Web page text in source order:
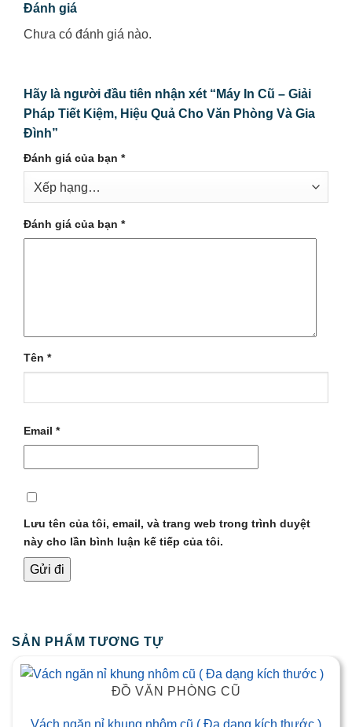
Đánh giá
Chưa có đánh giá nào.
Hãy là người đầu tiên nhận xét “Máy In Cũ – Giải
Pháp Tiết Kiệm, Hiệu Quả Cho Văn Phòng Và Gia
Đình”
Đánh giá của bạn *
Đánh giá của bạn *
Tên *
Email *
Lưu tên của tôi, email, và trang web trong trình duyệt
này cho lần bình luận kế tiếp của tôi.
SẢN PHẨM TƯƠNG TỰ
ĐỒ VĂN PHÒNG CŨ